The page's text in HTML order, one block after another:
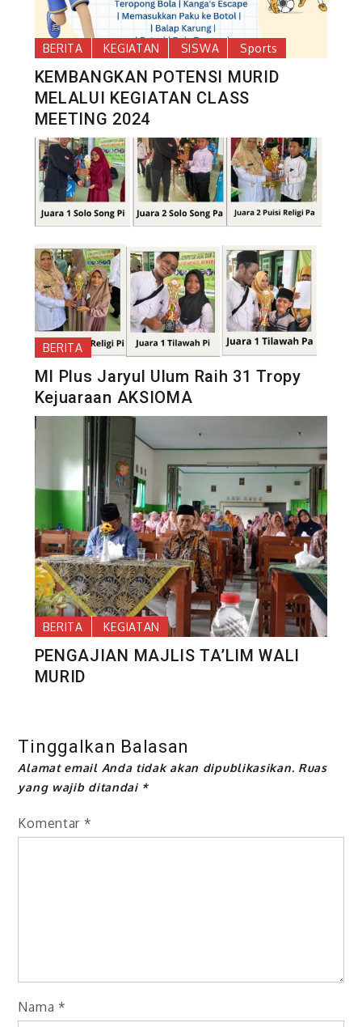
BERITA KEGIATAN SISWA Sports
KEMBANGKAN POTENSI MURID
MELALUI KEGIATAN CLASS
MEETING 2024
BERITA
MI Plus Jaryul Ulum Raih 31 Tropy
Kejuaraan AKSIOMA
BERITA KEGIATAN
PENGAJIAN MAJLIS TA’LIM WALI
MURID
Tinggalkan Balasan
Alamat email Anda tidak akan dipublikasikan. Ruas
yang wajib ditandai *
Komentar *
Nama *